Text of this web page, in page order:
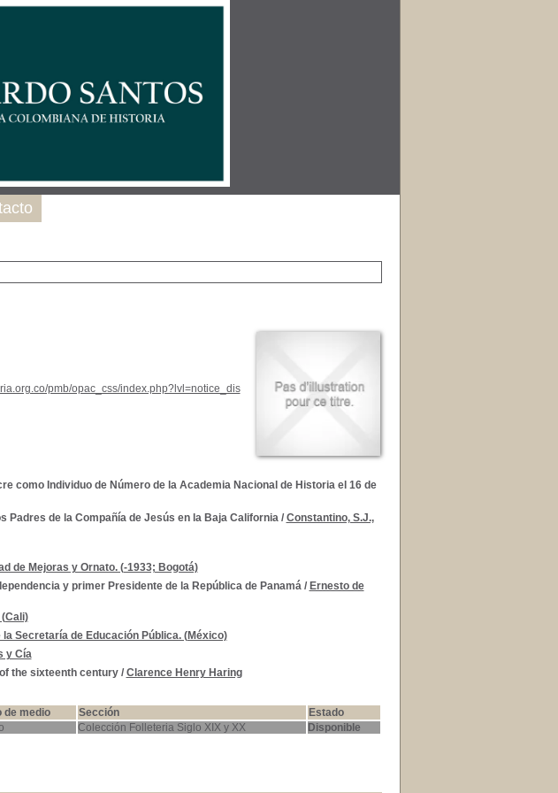
pmb/opac_css/index.php?lvl=notice_dis
como Individuo de Número de la Academia Nacional de Historia el 16 de
Padres de la Compañía de Jesús en la Baja California/ Constantino, S.J.,
de Mejoras y Ornato. (-1933; Bogotá)
y primer Presidente de la República de Panamá / Ernesto de
Secretaría de Educación Pública. (México)
y Cía
the sixteenth century/ Clarence Henry Haring
de medio Sección
Estado
Colección Folleteria Siglo XIX y XX Disponible